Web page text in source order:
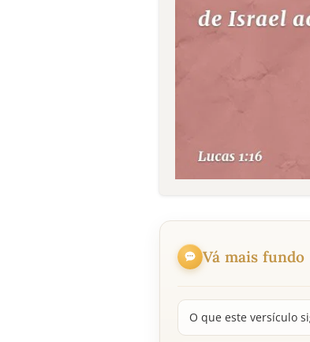
Vá mais fundo
O que este versículo